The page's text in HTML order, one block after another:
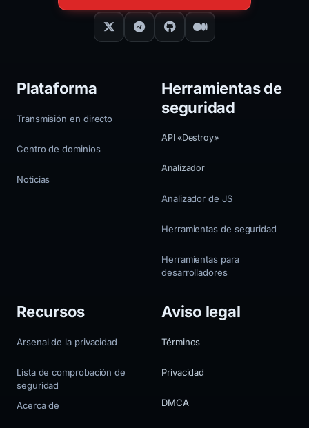
Plataforma
Transmisión en directo
Centro de dominios
Noticias
Herramientas de
seguridad
API «Destroy»
Analizador
Analizador de JS
Herramientas de seguridad
Herramientas para
desarrolladores
Recursos
Arsenal de la privacidad
Lista de comprobación de
seguridad
Acerca de
Aviso legal
Términos
Privacidad
DMCA